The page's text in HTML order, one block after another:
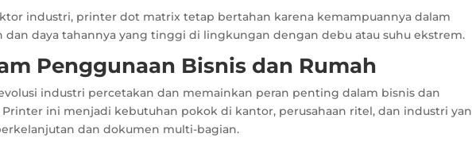
industri, printer dot matrix tetap bertahan karena kemampuannya dalam
dan daya tahannya yang tinggi di lingkungan dengan debu atau suhu ekstrem.
Penggunaan Bisnis dan Rumah
industri percetakan dan memainkan peran penting dalam bisnis dan
ini menjadi kebutuhan pokok di kantor, perusahaan ritel, dan industri
dan dokumen multi-bagian.